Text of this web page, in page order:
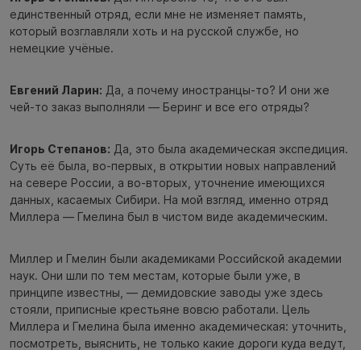
единственный отряд, если мне не изменяет память,
который возглавляли хоть и на русской службе, но
немецкие учёные.
Евгений Ларин: Да, а почему иностранцы-то? И они же
чей-то заказ выполняли — Беринг и все его отряды?
Игорь Степанов: Да, это была академическая экспедиция.
Суть её была, во-первых, в открытии новых направлений
на севере России, а во-вторых, уточнение имеющихся
данных, касаемых Сибири. На мой взгляд, именно отряд
Миллера — Гмелина был в чистом виде академическим.
Миллер и Гмелин были академиками Российской академии
наук. Они шли по тем местам, которые были уже, в
принципе известны, — демидовские заводы уже здесь
стояли, приписные крестьяне вовсю работали. Цель
Миллера и Гмелина была именно академическая: уточнить,
посмотреть, выяснить, не только какие дороги куда ведут,